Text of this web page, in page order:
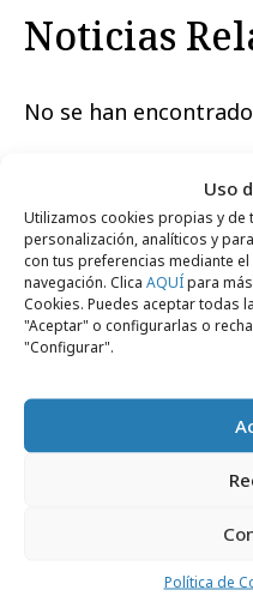
Uso
Utilizamos cookies propias y de
personalización, analíticos y
con tus preferencias mediante
navegación. Clica AQUÍpara
Cookies. Puedes aceptar todas
"Aceptar" o configurarlas o
"Configurar".
Política de
Noticias
No se han
Artículos
Campañas